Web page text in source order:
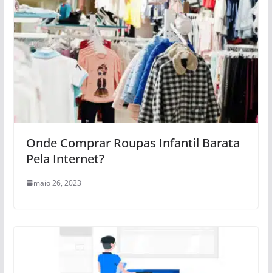
Onde Comprar Roupas Infantil Barata
Pela Internet?
maio 26, 2023